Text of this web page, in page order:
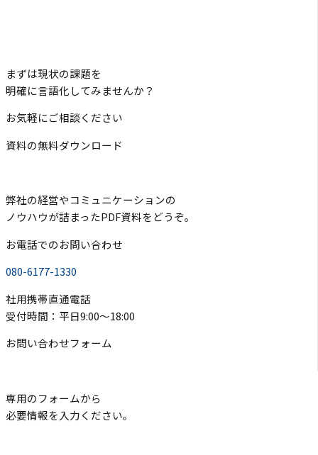
まずは現状の課題を
明確に言語化してみませんか？
お気軽にご相談ください
資料の無料ダウンロード
弊社の経営やコミュニケーションの
ノウハウが詰まったPDF資料をどうぞ。
お電話でのお問い合わせ
080-6177-1330
社用携帯直通電話
受付時間：平日9:00〜18:00
お問い合わせフォーム
専用のフォームから
必要情報を入力ください。